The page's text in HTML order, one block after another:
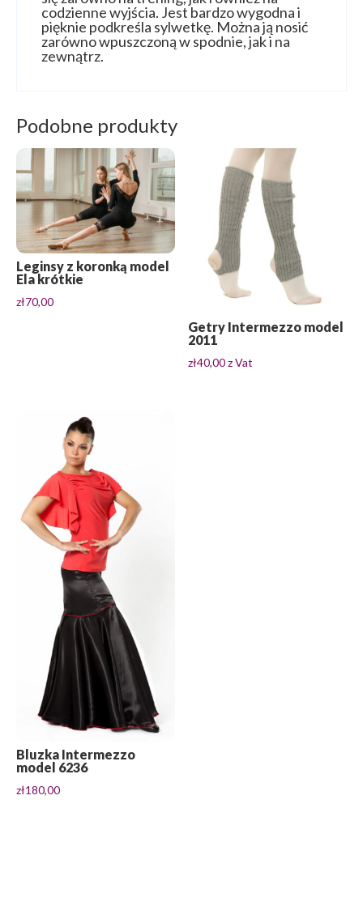
codzienne wyjścia. Jest bardzo wygodna i
pięknie podkreśla sylwetkę. Można ją nosić
zarówno wpuszczoną w spodnie, jak i na
zewnątrz.
Podobne produkty
Leginsy z koronką model
Ela krótkie
zł70,00
Getry Intermezzo model
2011
zł40,00z Vat
Bluzka Intermezzo
model 6236
zł180,00